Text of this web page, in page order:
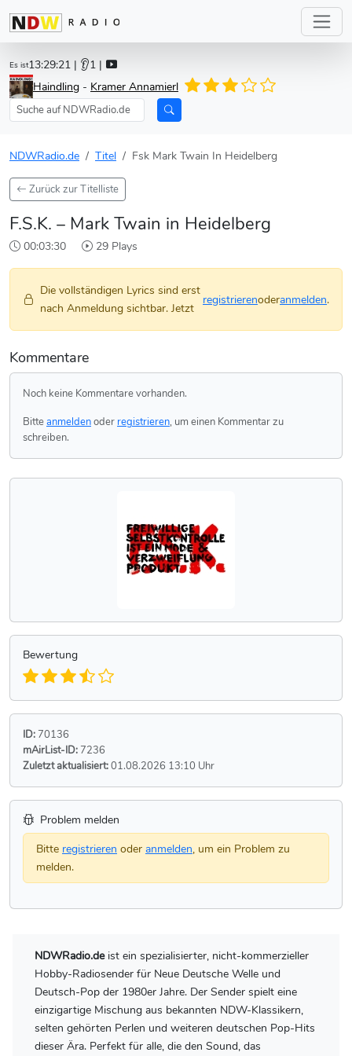
Es ist13:29:21 | 👂1 |
Haindling - Kramer Annamierl
NDWRadio.de Titel Fsk Mark Twain In Heidelberg
Zurück zur Titelliste
F.S.K. – Mark Twain in Heidelberg
00:03:30 29 Plays
Die vollständigen Lyrics sind erst
nach Anmeldung sichtbar. Jetzt
registrierenoderanmelden.
Kommentare
Noch keine Kommentare vorhanden.
Bitteanmeldenoder registrieren, um einen Kommentar zu
schreiben.
Bewertung
ID: 70136
mAirList-ID: 7236
Zuletzt aktualisiert:01.08.2026 13:10 Uhr
Problem melden
Bitte registrieren oder anmelden, um ein Problem zu
melden.
NDWRadio.deist ein spezialisierter, nicht-kommerzieller
Hobby-Radiosender für Neue Deutsche Welle und
Deutsch-Pop der 1980er Jahre. Der Sender spielt eine
einzigartige Mischung aus bekannten NDW-Klassikern,
selten gehörten Perlen und weiteren deutschen Pop-Hits
dieser Ära. Perfekt für alle, die den Sound, das